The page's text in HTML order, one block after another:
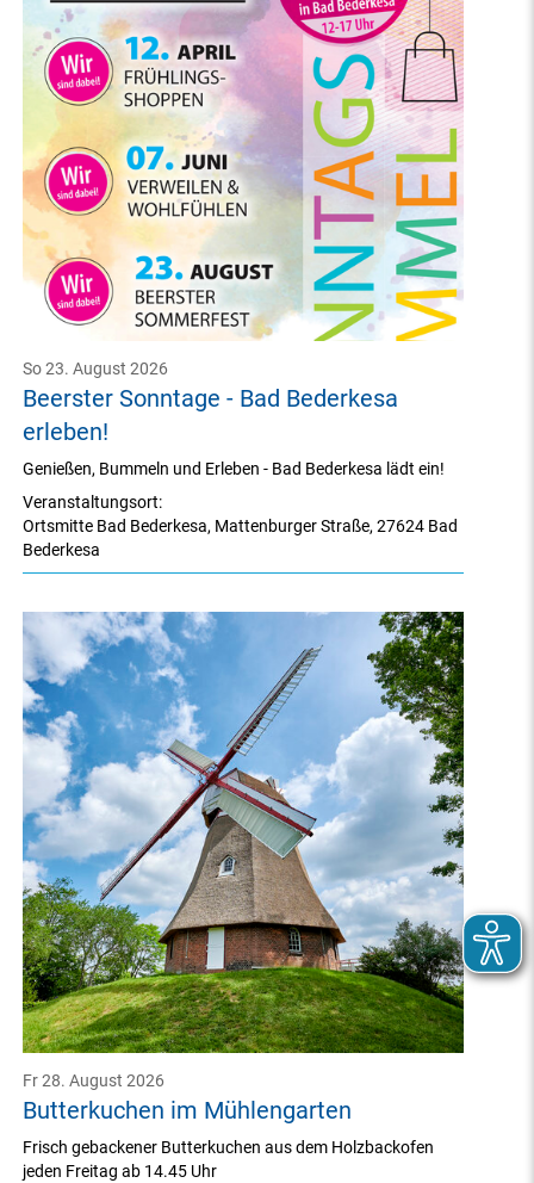
Beerster Sonntage - Bad Bederkesa
erleben!
So 23. August 2026
Veranstaltungsort:
Ortsmitte Bad Bederkesa, Mattenburger Straße,27624 Bad
Bederkesa
Genießen, Bummeln und Erleben - Bad Bederkesa lädt ein!
Butterkuchen im Mühlengarten
Fr 28. August 2026
Frisch gebackener Butterkuchen aus dem Holzbackofen
jeden Freitag ab 14.45 Uhr